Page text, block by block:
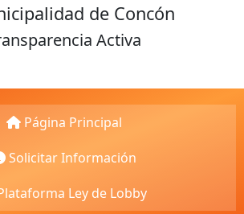
de Concón
Activa
Página Principal
Solicitar Información
Ley de Lobby